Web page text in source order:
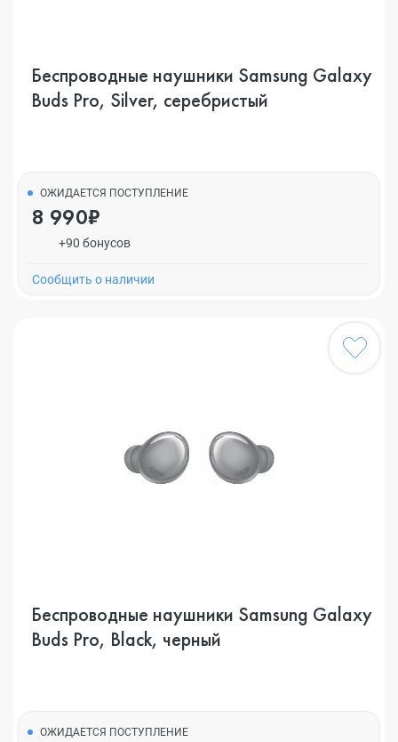
Беспроводные наушники Samsung Galaxy
Buds Pro, Silver, серебристый
ОЖИДАЕТСЯ ПОСТУПЛЕНИЕ
8 990₽
+90 бонусов
Cообщить о наличии
Беспроводные наушники Samsung Galaxy
Buds Pro, Black, черный
ОЖИДАЕТСЯ ПОСТУПЛЕНИЕ